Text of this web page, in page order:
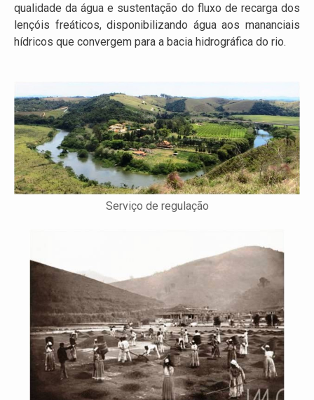
qualidade da água e sustentação do fluxo de recarga dos
lençóis freáticos, disponibilizando água aos mananciais
hídricos que convergem para a bacia hidrográfica do rio.
Serviço de regulação